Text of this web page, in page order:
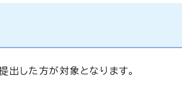
出した方が対象となります。